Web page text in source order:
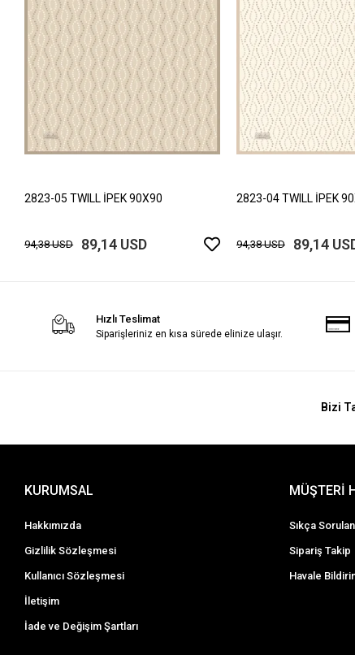
2823-05 TWILL İPEK 90X90
94,38 USD 89,14 USD
2823-04 TWILL İPEK
94,38 USD 89,14
Hızlı Teslimat
Siparişleriniz en kısa sürede elinize ulaşır.
Bizi
KURUMSAL
Hakkımızda
Gizlilik Sözleşmesi
Kullanıcı Sözleşmesi
İletişim
İade ve Değişim Şartları
MÜŞTERİ
Sıkça
Sipariş Takip
Havale